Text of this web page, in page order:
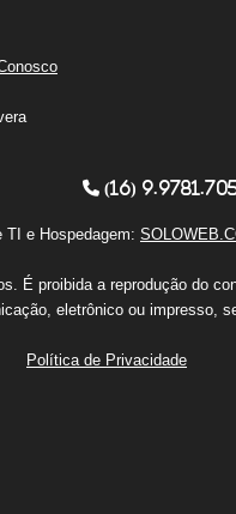
(16)
TI e Hospedagem:
É proibida a reprodução do
eletrônico ou impresso,
Política de Privacidade